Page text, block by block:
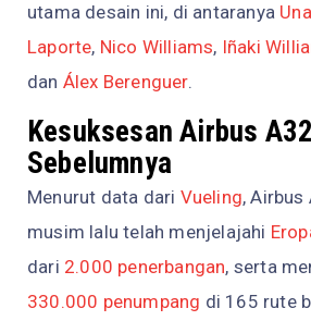
utama desain ini, di antaranya
Laporte, Nico Williams, Iñaki
dan Álex Berenguer.
Kesuksesan Airbus
Sebelumnya
Menurut data dari Vueling,
musim lalu telah menjelajahi
dari 2.000 penerbangan, serta
330.000 penumpang di 165 rute